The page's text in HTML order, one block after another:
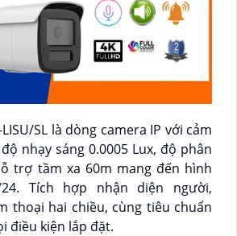
LISU/SL là dòng camera IP với cảm
nhạy sáng 0.0005 Lux, độ phân
trợ tầm xa 60m mang đến hình
Tích hợp nhận diện người,
thoại hai chiều, cùng tiêu chuẩn
điều kiện lắp đặt.